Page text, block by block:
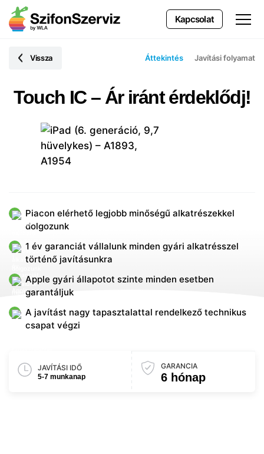
Kapcsolat
Vissza Áttekintés Javítási folyamat
Touch IC – Ár iránt érdeklődj!
Piacon elérhető legjobb minőségű alkatrészekkel
dolgozunk
1 év garanciát vállalunk minden gyári alkatrésszel
történő javításunkra
Apple gyári állapotot szinte minden esetben
garantáljuk
A javítást nagy tapasztalattal rendelkező technikus
csapat végzi
JAVÍTÁSI IDŐ
5-7 munkanap
GARANCIA
6 hónap